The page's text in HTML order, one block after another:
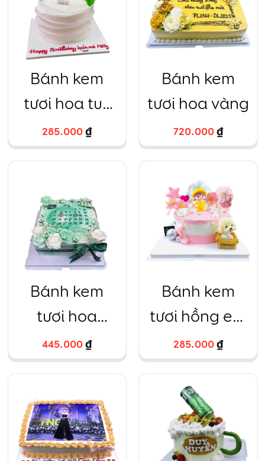
Bánh kem
tươi hoa tuy
líp hồng
285.000₫
Bánh kem
tươi hoa vàng
720.000₫
Bánh kem
tươi hoa
vuông xanh lá
20cm – 67
445.000₫
Bánh kem
tươi hồng em
bé vàng
285.000₫